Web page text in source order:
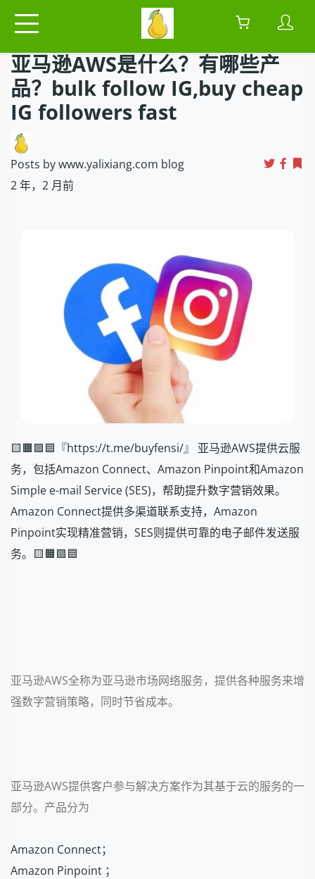
亚马逊AWS是什么？有哪些产
品？bulk follow IG,buy cheap
IG followers fast
Posts by www.yalixiang.com blog
2 年，2 月前
🟨🟧🟩🟦『https://t.me/buyfensi/』 亚马逊AWS提供云服
务，包括Amazon Connect、Amazon Pinpoint和Amazon
Simple e-mail Service (SES)，帮助提升数字营销效果。
Amazon Connect提供多渠道联系支持，Amazon
Pinpoint实现精准营销，SES则提供可靠的电子邮件发送服
务。🟨🟧🟩🟦
亚马逊AWS全称为亚马逊市场网络服务，提供各种服务来增
强数字营销策略，同时节省成本。
亚马逊AWS提供客户参与解决方案作为其基于云的服务的一
部分。产品分为
Amazon Connect；
Amazon Pinpoint ；